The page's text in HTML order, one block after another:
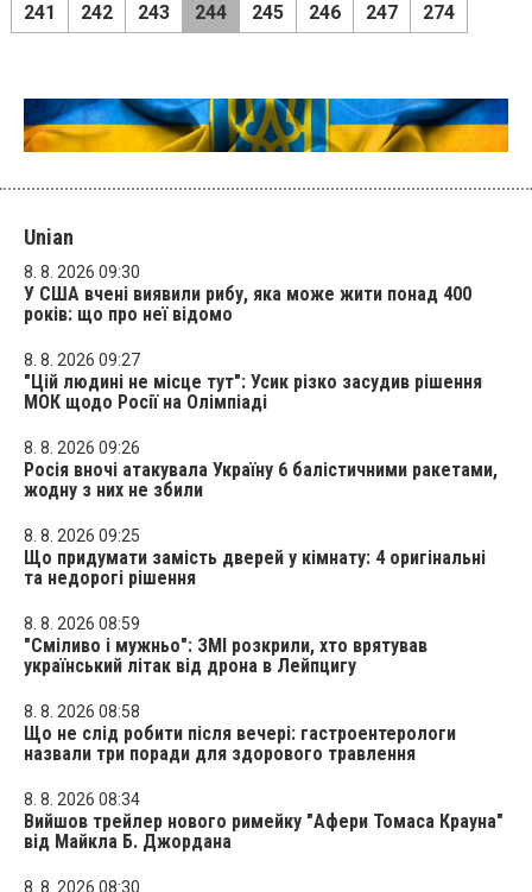
241
242 243 244 245 246 247 274
Unian
8. 8. 2026 09:30
У США вчені виявили рибу, яка може жити понад 400
років: що про неї відомо
8. 8. 2026 09:27
"Цій людині не місце тут": Усик різко засудив рішення
МОК щодо Росії на Олімпіаді
8. 8. 2026 09:26
Росія вночі атакувала Україну 6 балістичними ракетами,
жодну з них не збили
8. 8. 2026 09:25
Що придумати замість дверей у кімнату: 4 оригінальні
та недорогі рішення
8. 8. 2026 08:59
"Сміливо і мужньо": ЗМІ розкрили, хто врятував
український літак від дрона в Лейпцигу
8. 8. 2026 08:58
Що не слід робити після вечері: гастроентерологи
назвали три поради для здорового травлення
8. 8. 2026 08:34
Вийшов трейлер нового римейку "Афери Томаса Крауна"
від Майкла Б. Джордана
8. 8. 2026 08:30